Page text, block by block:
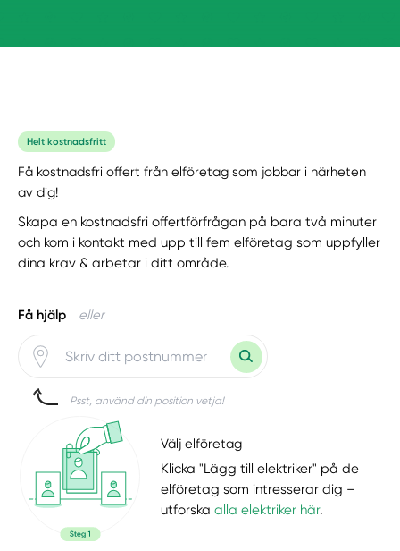
Helt kostnadsfritt
Få kostnadsfri offert från elföretag som jobbar i närheten
av dig!
Skapa en kostnadsfri offertförfrågan på bara två minuter
och kom i kontakt med upp till fem elföretag som uppfyller
dina krav & arbetar i ditt område.
Få hjälp eller
Psst, använd din position vetja!
Välj elföretag
Klicka "Lägg till elektriker" på de
elföretag som intresserar dig –
utforskaalla elektriker här.